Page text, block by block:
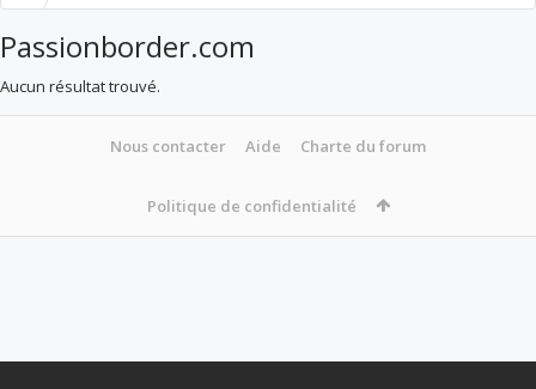
Passionborder.com
Aucun résultat trouvé.
Nous contacter Aide Charte du forum
Politique de confidentialité